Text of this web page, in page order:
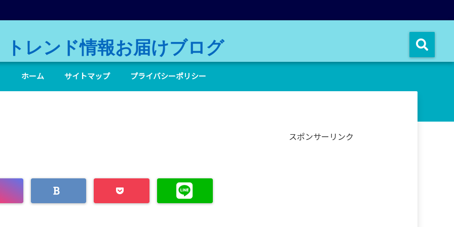
トレンド情報お届けブログ
ホーム サイトマップ プライバシーポリシー
スポンサーリンク